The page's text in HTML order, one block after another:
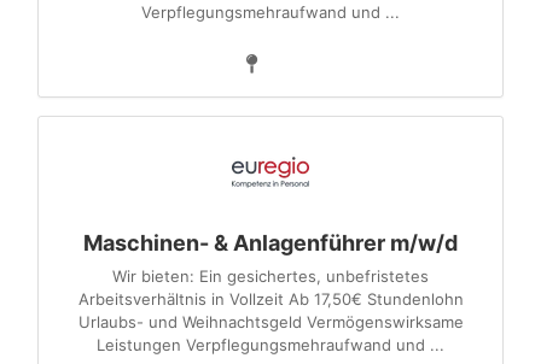
Verpflegungsmehraufwand und ...
Maschinen- & Anlagenführer m/w/d
Wir bieten: Ein gesichertes, unbefristetes
Arbeitsverhältnis in Vollzeit Ab 17,50€ Stundenlohn
Urlaubs- und Weihnachtsgeld Vermögenswirksame
Leistungen Verpflegungsmehraufwand und ...